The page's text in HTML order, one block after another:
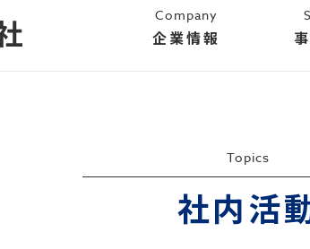
Company
企業情報
Topics
社内活